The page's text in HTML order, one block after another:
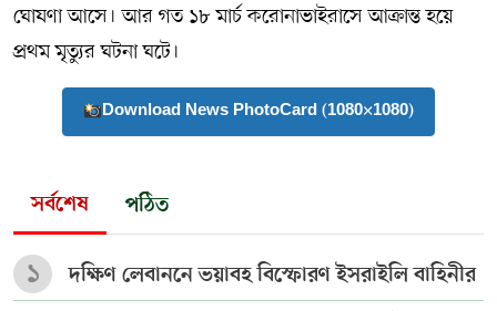
ঘোষণা আসে। আর গত ১৮ মার্চ করোনাভাইরাসে আক্রান্ত হয়ে
প্রথম মৃত্যুর ঘটনা ঘটে।
Download News PhotoCard (1080×1080)
সর্বশেষ পঠিত
১ দক্ষিণ লেবাননে ভয়াবহ বিস্ফোরণ ইসরাইলি বাহিনীর